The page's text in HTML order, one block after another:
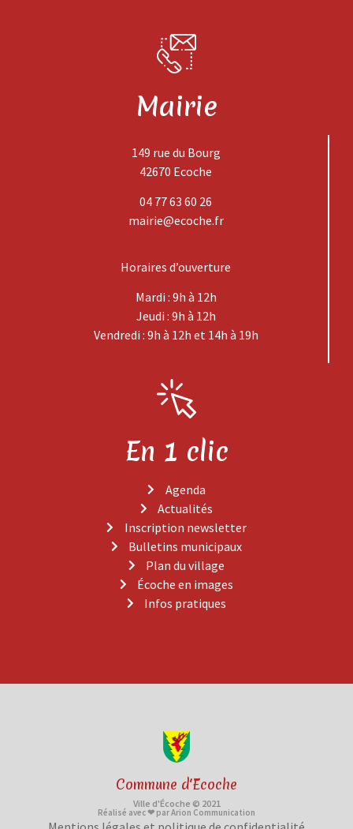
Mairie
149 rue du Bourg
42670 Ecoche
04 77 63 60 26
mairie@ecoche.fr
Horaires d’ouverture
Mardi : 9h à 12h
Jeudi : 9h à 12h
Vendredi : 9h à 12h et 14h à 19h
En 1 clic
Agenda
Actualités
Inscription newsletter
Bulletins municipaux
Plan du village
Écoche en images
Infos pratiques
Commune d'Ecoche
Ville d'Écoche © 2021
Réalisé avec ❤ par Arion Communication